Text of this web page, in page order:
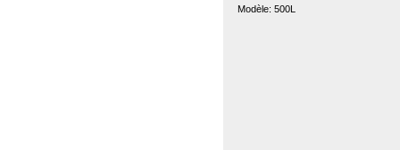
Modèle: 500L